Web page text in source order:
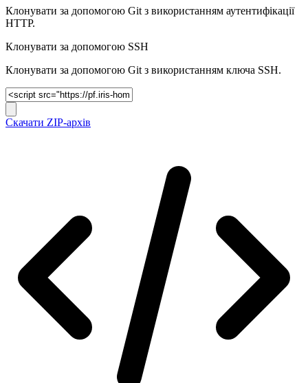
Клонувати за допомогою Git з використанням аутентифікації
HTTP.
Клонувати за допомогою SSH
Клонувати за допомогою Git з використанням ключа SSH.
Скачати ZIP-архів